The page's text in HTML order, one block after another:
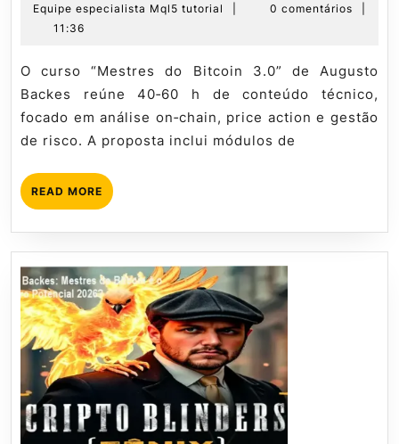
3.0
Como
Evitar
Perdas
em
Cripto
de
2026
Equipe especialista Mql5 tutorial
tutorial
0 comentários
11:36
O curso “Mestres do Bitcoin 3.0” de Augusto
Backes reúne 40‑60 h de conteúdo técnico,
focado em análise on‑chain, price action e gestão
de risco. A proposta inclui módulos de
READ MORE READ
MORE